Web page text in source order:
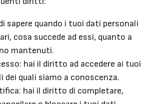
sapere quando i tuoi dati personali
cosa succede ad essi, quanto a
mantenuti.
hai il diritto ad accedere ai tuoi
dei quali siamo a conoscenza.
hai il diritto di completare,